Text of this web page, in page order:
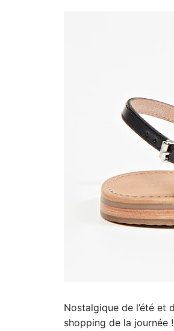
Nostalgique de l’été et
shopping de la journée !